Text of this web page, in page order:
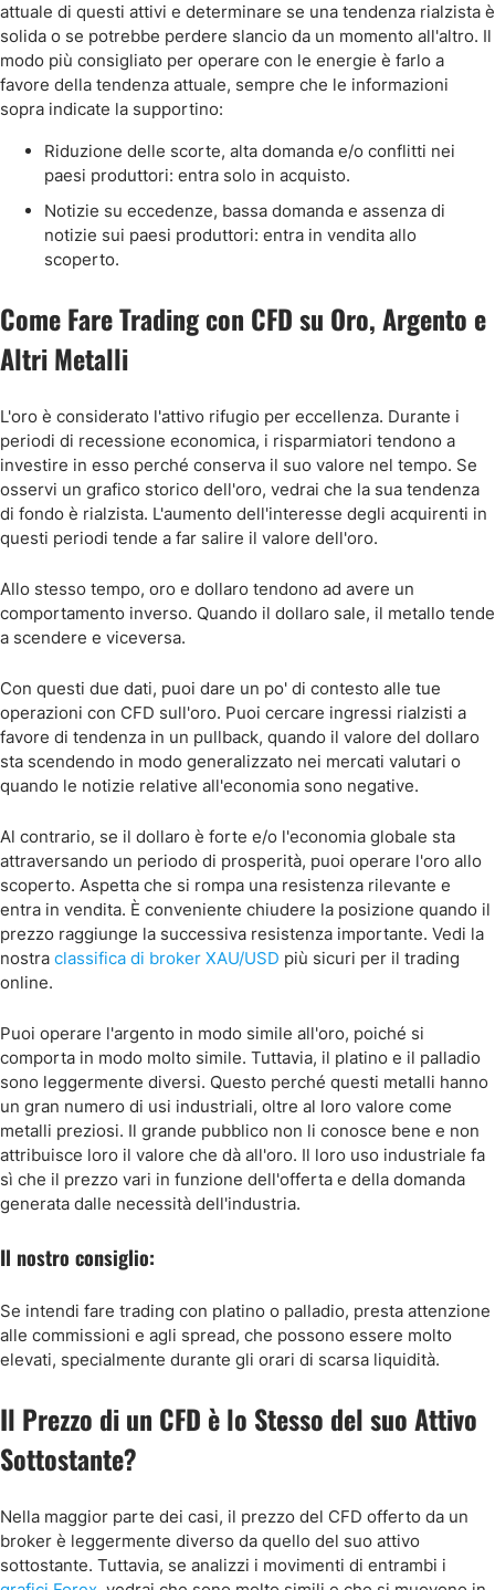
attuale di questi attivi e determinare se una tendenza rialzista è
solida o se potrebbe perdere slancio da un momento all'altro. Il
modo più consigliato per operare con le energie è farlo a
favore della tendenza attuale, sempre che le informazioni
sopra indicate la supportino:
Riduzione delle scorte, alta domanda e/o conflitti nei
paesi produttori: entra solo in acquisto.
Notizie su eccedenze, bassa domanda e assenza di
notizie sui paesi produttori: entra in vendita allo
scoperto.
Come Fare Trading con CFD su Oro, Argento e
Altri Metalli
L'oro è considerato l'attivo rifugio per eccellenza. Durante i
periodi di recessione economica, i risparmiatori tendono a
investire in esso perché conserva il suo valore nel tempo. Se
osservi un grafico storico dell'oro, vedrai che la sua tendenza
di fondo è rialzista. L'aumento dell'interesse degli acquirenti in
questi periodi tende a far salire il valore dell'oro.
Allo stesso tempo, oro e dollaro tendono ad avere un
comportamento inverso. Quando il dollaro sale, il metallo tende
a scendere e viceversa.
Con questi due dati, puoi dare un po' di contesto alle tue
operazioni con CFD sull'oro. Puoi cercare ingressi rialzisti a
favore di tendenza in un pullback, quando il valore del dollaro
sta scendendo in modo generalizzato nei mercati valutari o
quando le notizie relative all'economia sono negative.
Al contrario, se il dollaro è forte e/o l'economia globale sta
attraversando un periodo di prosperità, puoi operare l'oro allo
scoperto. Aspetta che si rompa una resistenza rilevante e
entra in vendita. È conveniente chiudere la posizione quando il
prezzo raggiunge la successiva resistenza importante. Vedi la
nostra classifica di broker XAU/USD più sicuri per il trading
online.
Puoi operare l'argento in modo simile all'oro, poiché si
comporta in modo molto simile. Tuttavia, il platino e il palladio
sono leggermente diversi. Questo perché questi metalli hanno
un gran numero di usi industriali, oltre al loro valore come
metalli preziosi. Il grande pubblico non li conosce bene e non
attribuisce loro il valore che dà all'oro. Il loro uso industriale fa
sì che il prezzo vari in funzione dell'offerta e della domanda
generata dalle necessità dell'industria.
Il nostro consiglio:
Se intendi fare trading con platino o palladio, presta attenzione
alle commissioni e agli spread, che possono essere molto
elevati, specialmente durante gli orari di scarsa liquidità.
Il Prezzo di un CFD è lo Stesso del suo Attivo
Sottostante?
Nella maggior parte dei casi, il prezzo del CFD offerto da un
broker è leggermente diverso da quello del suo attivo
sottostante. Tuttavia, se analizzi i movimenti di entrambi i